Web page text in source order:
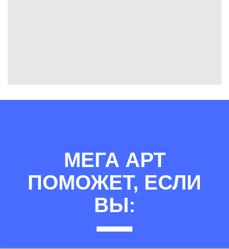
МЕГА АРТ
ПОМОЖЕТ, ЕСЛИ
ВЫ: